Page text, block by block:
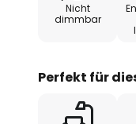
Nicht
dimmbar
Perfekt für